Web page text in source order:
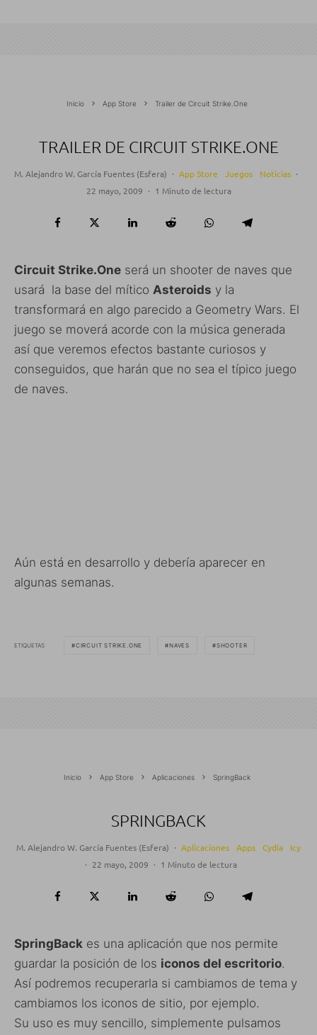
Inicio App Store Trailer de Circuit Strike.One
TRAILER DE CIRCUIT STRIKE.ONE
M. Alejandro W. García Fuentes (Esfera) · App Store Juegos Noticias ·
22 mayo, 2009 · 1 Minuto de lectura
Circuit Strike.One será un shooter de naves que
usará la base del mítico Asteroids y la
transformará en algo parecido a Geometry Wars. El
juego se moverá acorde con la música generada
así que veremos efectos bastante curiosos y
conseguidos, que harán que no sea el típico juego
de naves.
Aún está en desarrollo y debería aparecer en
algunas semanas.
ETIQUETAS CIRCUIT STRIKE.ONE NAVES SHOOTER
Inicio App Store Aplicaciones SpringBack
SPRINGBACK
M. Alejandro W. García Fuentes (Esfera) · Aplicaciones Apps Cydia
Icy
· 22 mayo, 2009 · 1 Minuto de lectura
SpringBack es una aplicación que nos permite
guardar la posición de los iconos del escritorio.
Así podremos recuperarla si cambiamos de tema y
cambiamos los iconos de sitio, por ejemplo.
Su uso es muy sencillo, simplemente pulsamos